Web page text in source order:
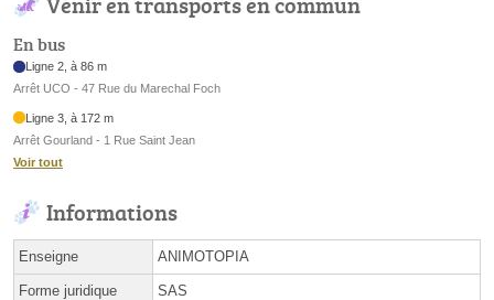
En bus
Ligne 2, à 86 m
Arrêt UCO - 47 Rue du Marechal Foch
Ligne 3, à 172 m
Arrêt Gourland - 1 Rue Saint Jean
Voir tout
Informations
Enseigne ANIMOTOPIA
Forme juridique SAS